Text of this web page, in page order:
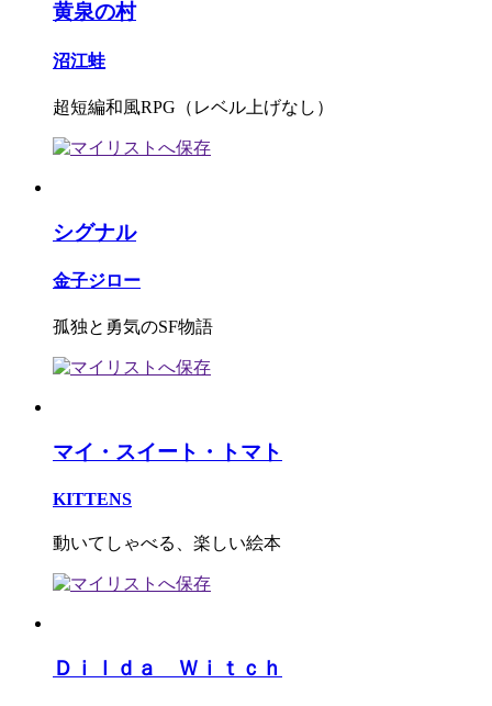
黄泉の村
沼江蛙
超短編和風RPG（レベル上げなし）
シグナル
金子ジロー
孤独と勇気のSF物語
マイ・スイート・トマト
KITTENS
動いてしゃべる、楽しい絵本
Ｄｉｌｄａ Ｗｉｔｃｈ